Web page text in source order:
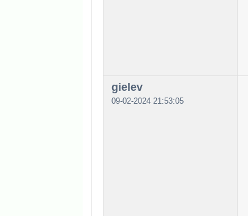
gielev
09-02-2024 21:53:05